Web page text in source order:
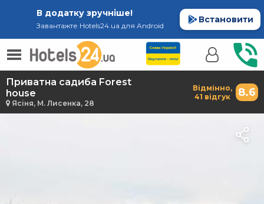
В додатку зручніше!
Завантажте Hotels24.ua для Android
Встановити
Приватна садиба Forest
house
Ясіня, М. Лисенка, 28
Відмінно, 8.6
41 відгук